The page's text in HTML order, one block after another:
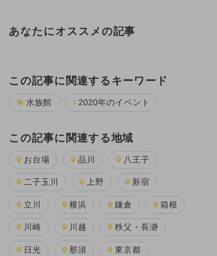
あなたにオススメの記事
この記事に関連するキーワード
水族館 2020年のイベント
この記事に関連する地域
お台場 品川 八王子
二子玉川 上野 新宿
立川 横浜 鎌倉 箱根
川崎 川越 秩父・長瀞
日光 那須 東京都